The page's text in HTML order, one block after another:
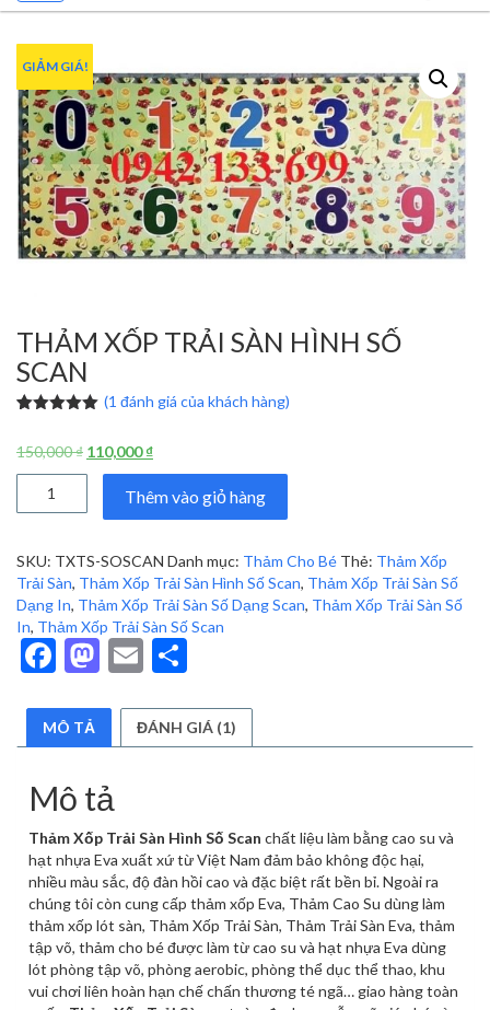
GIẢM GIÁ!
THẢM XỐP TRẢI SÀN HÌNH SỐ
SCAN
đánh giá
(1 đánh giá của khách hàng)
150,000₫ Giá
gốc
150,000 ₫.
110,000₫Giá
hiện
tại
là:
Thảm
Hình
Số
Scan
số
lượng
Thêm vào giỏ hàng
SKU: TXTS-SOSCAN Danh mục: Thảm Cho Bé Thẻ: Thảm Xốp
Trải Sàn, Thảm Xốp Trải Sàn Hình Số Scan, Thảm Xốp Trải Sàn Số
Dạng In, Thảm Xốp Trải Sàn Số Dạng Scan, Thảm Xốp Trải Sàn Số
In, Thảm Xốp Trải Sàn Số Scan
Facebook
Mastodon
Email
MÔ TẢ ĐÁNH GIÁ (1)
Mô tả
Thảm Xốp Trải Sàn Hình Số Scan chất liệu làm bằng cao su và
hạt nhựa Eva xuất xứ từ Việt Nam đảm bảo không độc hại,
nhiều màu sắc, độ đàn hồi cao và đặc biệt rất bền bỉ. Ngoài ra
chúng tôi còn cung cấp thảm xốp Eva, Thảm Cao Su dùng làm
thảm xốp lót sàn, Thảm Xốp Trải Sàn, Thảm Trải Sàn Eva, thảm
tập võ, thảm cho bé được làm từ cao su và hạt nhựa Eva dùng
lót phòng tập võ, phòng aerobic, phòng thể dục thể thao, khu
vui chơi liên hoàn hạn chế chấn thương té ngã… giao hàng toàn